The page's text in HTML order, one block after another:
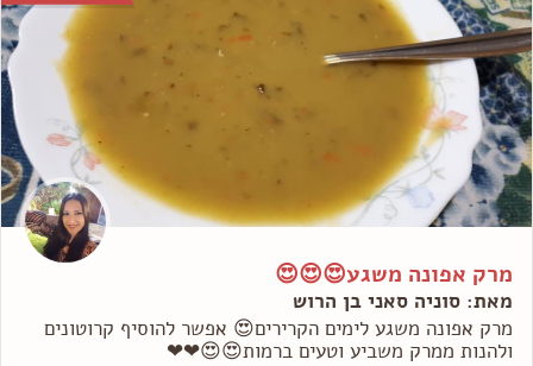
מרק אפונה משגע😍😍😍
מאת: סוניה סאני בן הרוש
מרק אפונה משגע לימים הקרירים😍 אפשר להוסיף קרוטונים
ולהנות ממרק משביע וטעים ברמות😍😍❤❤